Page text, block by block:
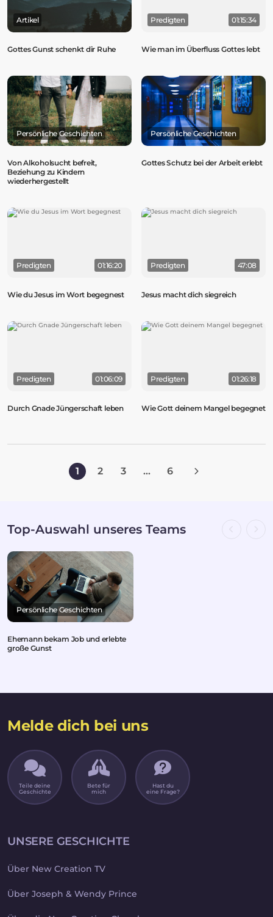
Artikel
Gottes Gunst schenkt dir Ruhe
Predigten 01:15:34
Wie man im Überfluss Gottes lebt
Persönliche Geschichten
Von Alkoholsucht befreit,
Beziehung zu Kindern
wiederhergestellt
Persönliche Geschichten
Gottes Schutz bei der Arbeit erlebt
Predigten 01:16:20
Wie du Jesus im Wort begegnest
Predigten 47:08
Jesus macht dich siegreich
Predigten 01:06:09
Durch Gnade Jüngerschaft leben
Predigten 01:26:18
Wie Gott deinem Mangel begegnet
1 2 3 ... 6
Top-Auswahl unseres Teams
Persönliche Geschichten
Ehemann bekam Job und erlebte
große Gunst
Melde dich bei uns
Teile deine
Geschichte
Bete für
mich
Hast du
eine Frage?
UNSERE GESCHICHTE
Über New Creation TV
Über Joseph & Wendy Prince